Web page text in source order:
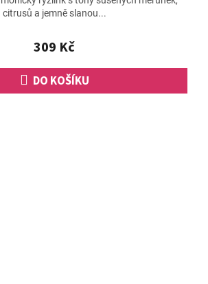
309 Kč
DO KOŠÍKU
citrusů a jemně slanou...